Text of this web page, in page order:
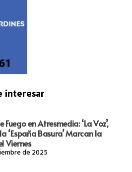
interesar
Fuego en Atresmedia: ‘La Voz’,
‘España Basura’ Marcan la
Viernes
de 2025